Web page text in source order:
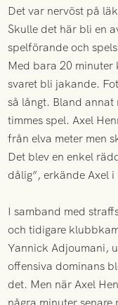
Det var nervöst på
Skulle det här bli en
spelförande och
Med bara 20
svaret bli jakande.
så långt. Bland annat
timmes spel. Axel
från elva meter men
Det blev en enkel
dålig”, erkände Axel
I samband med
och tidigare
Yannick Adjoumani,
offensiva dominans
det. Men när Axel